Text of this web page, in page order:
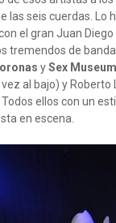
las seis cuerdas. Lo
el gran Juan
tremendos de
ySex Museum
al bajo) y Roberto
ellos con un
en escena.